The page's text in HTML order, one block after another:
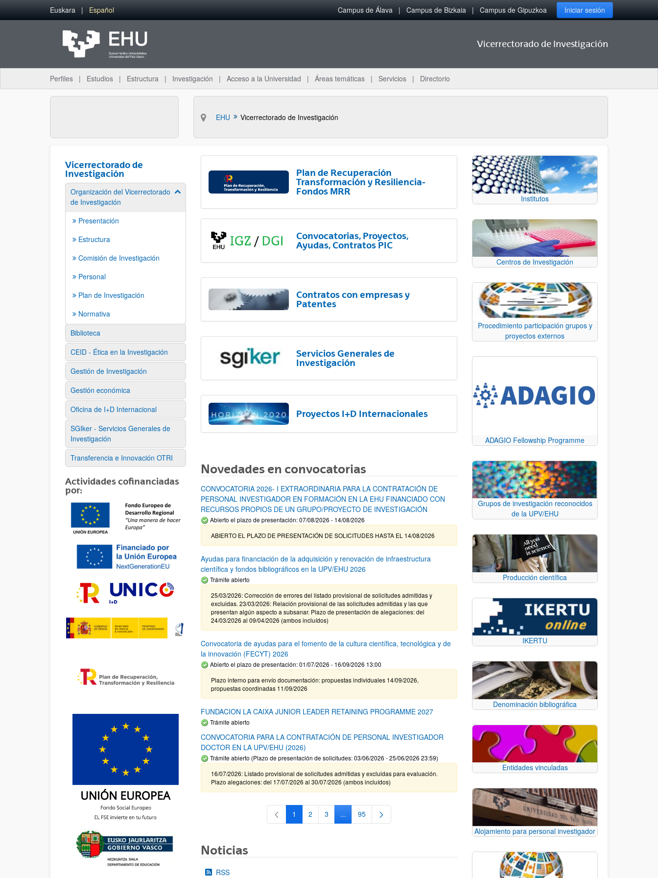
Saltar al contenido principal
Euskara Español Campus de Álava Campus de Bizkaia Campus de Gipuzkoa Iniciar sesión
Vicerrectorado de Investigación
Perfiles Estudios Estructura Investigación Acceso a la Universidad Áreas temáticas Servicios Directorio
EHU Vicerrectorado de Investigación
Vicerrectorado de
Investigación
Organización del Vicerrectorado
de Investigación
Mostrar/ocultar subpáginas
Presentación
Estructura
Comisión de Investigación
Personal
Plan de Investigación
Normativa
Biblioteca
CEID - Ética en la Investigación
Gestión de Investigación
Gestión económica
Oficina de I+D Internacional
SGIker - Servicios Generales de
Investigación
Transferencia e Innovación OTRI
Actividades cofinanciadas
por:
Plan de Recuperación
Transformación y Resiliencia-
Fondos MRR
Convocatorias, Proyectos,
Ayudas, Contratos PIC
Contratos con empresas y
Patentes
Servicios Generales de
Investigación
Proyectos I+D Internacionales
Novedades en convocatorias
CONVOCATORIA 2026- I EXTRAORDINARIA PARA LA CONTRATACIÓN DE
PERSONAL INVESTIGADOR EN FORMACIÓN EN LA EHU FINANCIADO CON
RECURSOS PROPIOS DE UN GRUPO/PROYECTO DE INVESTIGACIÓN
Abierto el plazo de presentación: 07/08/2026 - 14/08/2026
ABIERTO EL PLAZO DE PRESENTACIÓN DE SOLICITUDES HASTA EL 14/08/2026
Ayudas para financiación de la adquisición y renovación de infraestructura
científica y fondos bibliográficos en la UPV/EHU 2026
Trámite abierto
25/03/2026: Corrección de errores del listado provisional de solicitudes admitidas y
excluidas. 23/03/2026: Relación provisional de las solicitudes admitidas y las que
presentan algún aspecto a subsanar. Plazo de presentación de alegaciones: del
24/03/2026 al 09/04/2026 (ambos incluídos)
Convocatoria de ayudas para el fomento de la cultura científica, tecnológica y de
la innovación (FECYT) 2026
Abierto el plazo de presentación: 01/07/2026 - 16/09/2026 13:00
Plazo interno para envío documentación: propuestas individuales 14/09/2026,
propuestas coordinadas 11/09/2026
FUNDACION LA CAIXA JUNIOR LEADER RETAINING PROGRAMME 2027
Trámite abierto
CONVOCATORIA PARA LA CONTRATACIÓN DE PERSONAL INVESTIGADOR
DOCTOR EN LA UPV/EHU (2026)
Trámite abierto (Plazo de presentación de solicitudes: 03/06/2026 - 25/06/2026 23:59)
16/07/2026: Listado provisional de solicitudes admitidas y excluidas para evaluación.
Plazo alegaciones: del 17/07/2026 al 30/07/2026 (ambos incluídos)
Página
1 Página
2 Página
3 ...Páginas intermedias Use TAB para desplazarse.
Página
95
Noticias
RSS
Institutos
Centros de Investigación
Procedimiento participación grupos y
proyectos externos
ADAGIO Fellowship Programme
Grupos de investigación reconocidos
de la UPV/EHU
Producción científica
IKERTU
Denominación bibliográfica
Entidades vinculadas
Alojamiento para personal investigador